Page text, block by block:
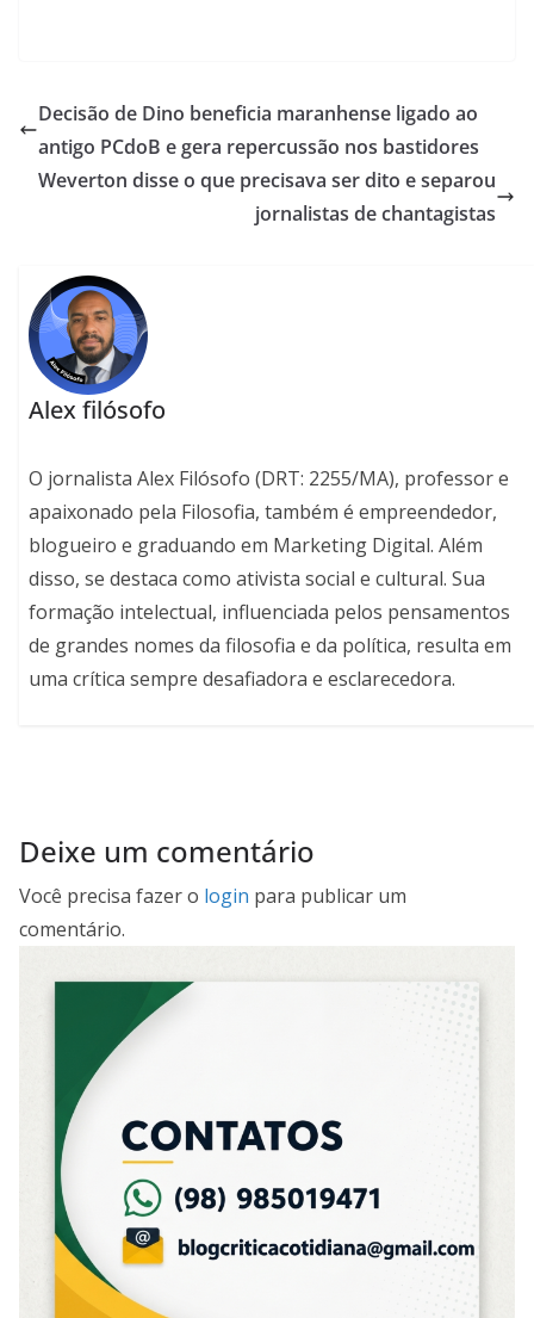
Decisão de Dino beneficia maranhense ligado ao
antigo PCdoB e gera repercussão nos bastidores
Weverton disse o que precisava ser dito e separou
jornalistas de chantagistas
Alex filósofo
O jornalista Alex Filósofo (DRT: 2255/MA), professor e
apaixonado pela Filosofia, também é empreendedor,
blogueiro e graduando em Marketing Digital. Além
disso, se destaca como ativista social e cultural. Sua
formação intelectual, influenciada pelos pensamentos
de grandes nomes da filosofia e da política, resulta em
uma crítica sempre desafiadora e esclarecedora.
Deixe um comentário
Você precisa fazer o login para publicar um
comentário.